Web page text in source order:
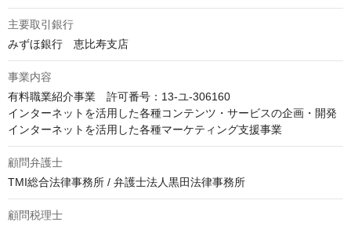
主要取引銀行
みずほ銀行　恵比寿支店
事業内容
有料職業紹介事業　許可番号：13-ユ-306160
インターネットを活用した各種コンテンツ・サービスの企画・開発
インターネットを活用した各種マーケティング支援事業
顧問弁護士
TMI総合法律事務所 / 弁護士法人黒田法律事務所
顧問税理士